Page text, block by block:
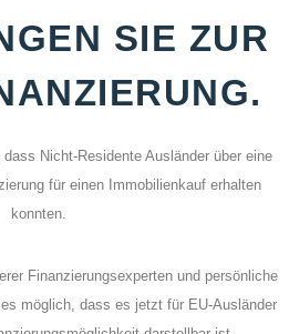
SIE ZUR
Nicht-Residente Ausländer über eine
für einen Immobilienkauf erhalten
konnten.
Finanzierungsexperten und persönliche
möglich, dass es jetzt für EU-Ausländer